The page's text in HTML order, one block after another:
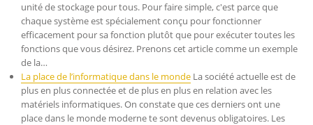
unité de stockage pour tous. Pour faire simple, c'est parce que
chaque système est spécialement conçu pour fonctionner
efficacement pour sa fonction plutôt que pour exécuter toutes les
fonctions que vous désirez. Prenons cet article comme un exemple
de la…
La place de l’informatique dans le monde La société actuelle est de
plus en plus connectée et de plus en plus en relation avec les
matériels informatiques. On constate que ces derniers ont une
place dans le monde moderne te sont devenus obligatoires. Les